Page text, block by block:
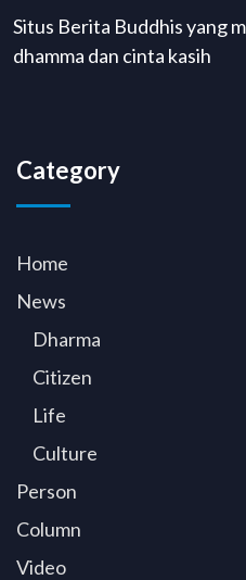
Situs Berita Buddhis yang
dhamma dan cinta kasih
Category
Home
News
Dharma
Citizen
Life
Culture
Person
Column
Video